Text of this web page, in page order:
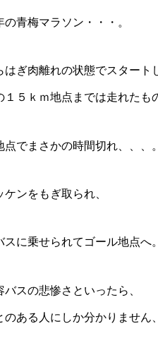
の青梅マラソン・・・。
はぎ肉離れの状態でスタート
１５ｋｍ地点までは走れたも
点でまさかの時間切れ、、、。
ンをもぎ取られ、
スに乗せられてゴール地点へ
バスの悲惨さといったら、
のある人にしか分かりません